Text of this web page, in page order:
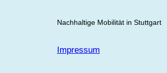
Nachhaltige Mobilität in Stuttgart
Impressum